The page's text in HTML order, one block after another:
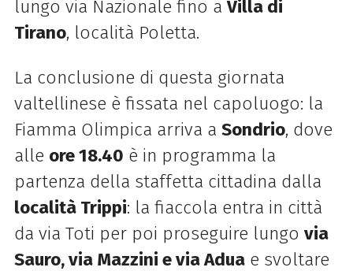
lungo via Nazionale fino aVilla di
Tirano, località Poletta.
La conclusione di questa giornata
valtellinese è fissata nel capoluogo: la
Fiamma Olimpica arriva a Sondrio, dove
alle ore 18.40 è in programma la
partenza della staffetta cittadina dalla
località Trippi: la fiaccola entra in città
da via Toti per poi proseguire lungo via
Sauro, via Mazzini e via Aduae svoltare